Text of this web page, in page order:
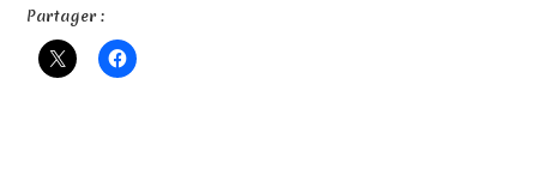
Partager :